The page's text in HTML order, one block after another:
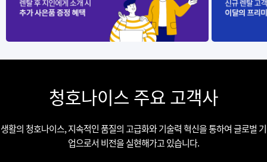
청호나이스 주요 고객사
생활의 청호나이스, 지속적인 품질의 고급화와 기술력 혁신을 통하여 글로벌 기
업으로서 비전을 실현해가고 있습니다.